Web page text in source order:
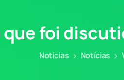
quefoi
Notícias Notícias